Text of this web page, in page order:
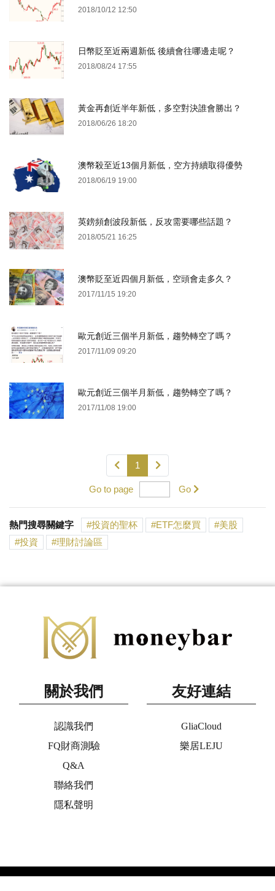
2018/10/12 12:50
日幣貶至近兩週新低 後續會往哪邊走呢？
2018/08/24 17:55
黃金再創近半年新低，多空對決誰會勝出？
2018/06/26 18:20
澳幣殺至近13個月新低，空方持續取得優勢
2018/06/19 19:00
英鎊頻創波段新低，反攻需要哪些話題？
2018/05/21 16:25
澳幣貶至近四個月新低，空頭會走多久？
2017/11/15 19:20
歐元創近三個半月新低，趨勢轉空了嗎？
2017/11/09 09:20
歐元創近三個半月新低，趨勢轉空了嗎？
2017/11/08 19:00
1
Go to page Go
熱門搜尋關鍵字 投資的聖杯 ETF怎麼買
美股
投資
理財討論區
關於我們
認識我們
FQ財商測驗
Q&A
聯絡我們
隱私聲明
友好連結
GliaCloud
樂居LEJU